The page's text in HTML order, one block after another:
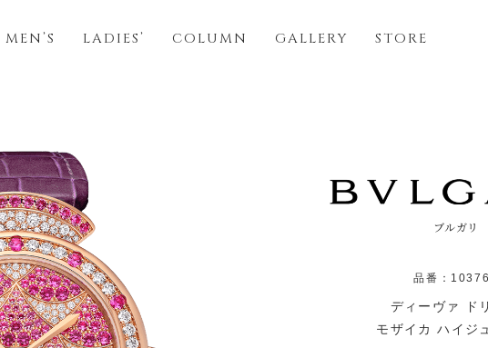
MEN’S LADIES’ COLUMN GALLERY STORE
ブルガリ
品番：
ディーヴァ ド
モザイカ ハイジ